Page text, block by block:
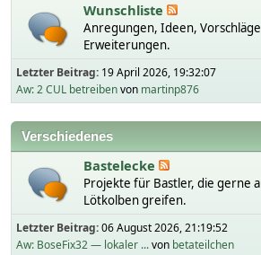
Wunschliste
Anregungen, Ideen,
Erweiterungen.
Letzter Beitrag: 19 April 2026, 19:32:07
Aw: 2 CUL betreibenvon martinp876
Verschiedenes
Bastelecke
Projekte für Bastler, die gerne
Lötkolben greifen.
Letzter Beitrag:06 August 2026, 21:19:52
Aw: BoseFix32 — lokaler ...von betateilchen